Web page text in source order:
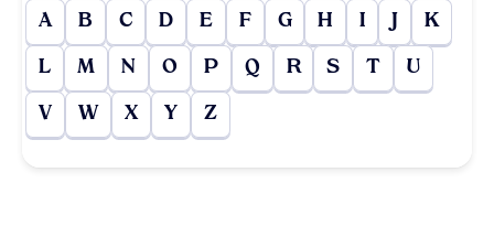
A B C D E F G H I J K
L M N O P Q R S T U
V W X Y Z